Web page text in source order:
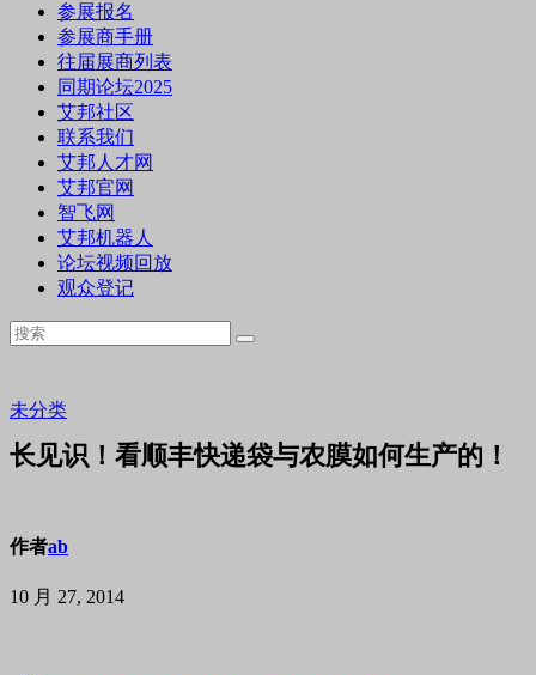
参展报名
参展商手册
往届展商列表
同期论坛2025
艾邦社区
联系我们
艾邦人才网
艾邦官网
智飞网
艾邦机器人
论坛视频回放
观众登记
未分类
长见识！看顺丰快递袋与农膜如何生产的！
作者ab
10 月 27, 2014